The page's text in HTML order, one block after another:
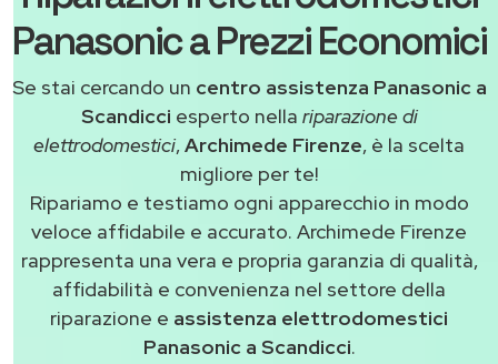
Panasonic a Prezzi Economici
Se stai cercando un centro assistenza Panasonic a
Scandicci esperto nella riparazione di
elettrodomestici,Archimede Firenze, è la scelta
migliore per te!
Ripariamo e testiamo ogni apparecchio in modo
veloce affidabile e accurato. Archimede Firenze
rappresenta una vera e propria garanzia di qualità,
affidabilità e convenienza nel settore della
riparazione e assistenza elettrodomestici
Panasonic a Scandicci.